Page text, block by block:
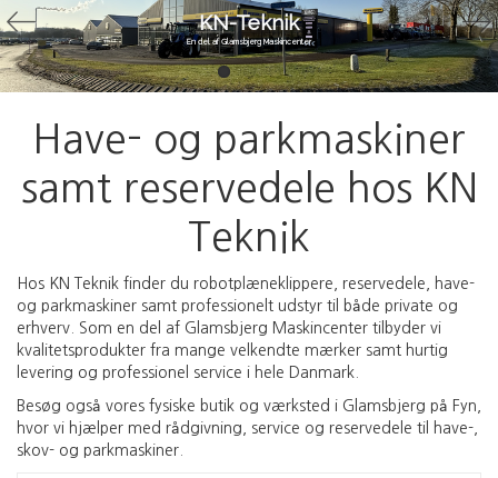
KN-Teknik
En del af Glamsbjerg Maskincenter
Have- og parkmaskiner
samt reservedele hos KN
Teknik
Hos KN Teknik finder du robotplæneklippere, reservedele, have-
og parkmaskiner samt professionelt udstyr til både private og
erhverv. Som en del af Glamsbjerg Maskincenter tilbyder vi
kvalitetsprodukter fra mange velkendte mærker samt hurtig
levering og professionel service i hele Danmark.
Besøg også vores fysiske butik og værksted i Glamsbjerg på Fyn,
hvor vi hjælper med rådgivning, service og reservedele til have-,
skov- og parkmaskiner.